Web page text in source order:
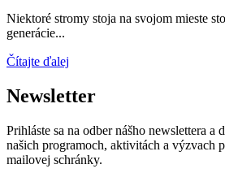
Niektoré stromy stoja na svojom mieste
generácie...
Čítajte ďalej
Newsletter
Prihláste sa na odber nášho newslettera a
našich programoch, aktivitách a výzvach
mailovej schránky.